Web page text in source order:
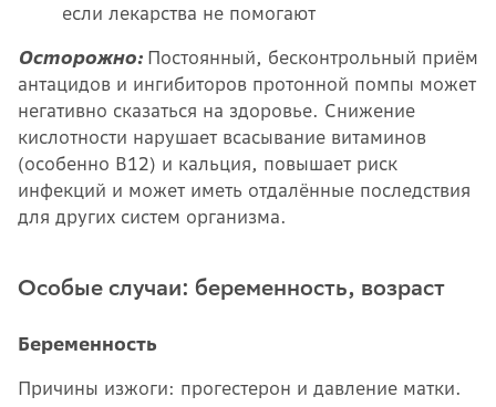
если лекарства не помогают
Осторожно: Постоянный, бесконтрольный приём
антацидов и ингибиторов протонной помпы может
негативно сказаться на здоровье. Снижение
кислотности нарушает всасывание витаминов
(особенно B12) и кальция, повышает риск
инфекций и может иметь отдалённые последствия
для других систем организма.
Особые случаи: беременность, возраст
Беременность
Причины изжоги: прогестерон и давление матки.